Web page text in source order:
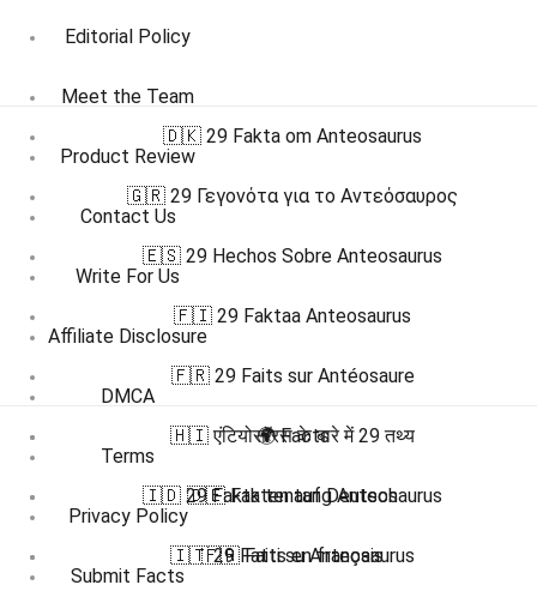
Editorial Policy
Meet the Team
Product Review
Contact Us
Write For Us
Affiliate Disclosure
DMCA
Terms
Privacy Policy
Submit Facts
🇩🇰 29 Fakta om Anteosaurus
🇬🇷 29 Γεγονότα για το Αντεόσαυρος
🇪🇸 29 Hechos Sobre Anteosaurus
🇫🇮 29 Faktaa Anteosaurus
🇫🇷 29 Faits sur Antéosaure
🇭🇮 एंटियोसॉरस के बारे में 29 तथ्य
🇮🇩 29 Fakta tentang Anteosaurus
🇮🇹 29 Fatti su Anteosaurus
🌍 Facts
🇩🇪 Fakten auf Deutsch
🇫🇷 Faits en français